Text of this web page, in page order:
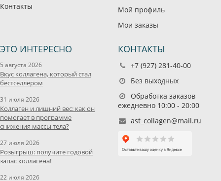
Контакты
Мой профиль
Мои заказы
ЭТО ИНТЕРЕСНО
5 августа 2026
Вкус коллагена, который стал
бестселлером
31 июля 2026
Коллаген и лишний вес: как он
помогает в программе
снижения массы тела?
27 июля 2026
Розыгрыш: получите годовой
запас коллагена!
22 июля 2026
КОНТАКТЫ
+7 (927) 281-40-00
Без выходных
Обработка заказов
ежедневно 10:00 - 20:00
ast_collagen@mail.ru